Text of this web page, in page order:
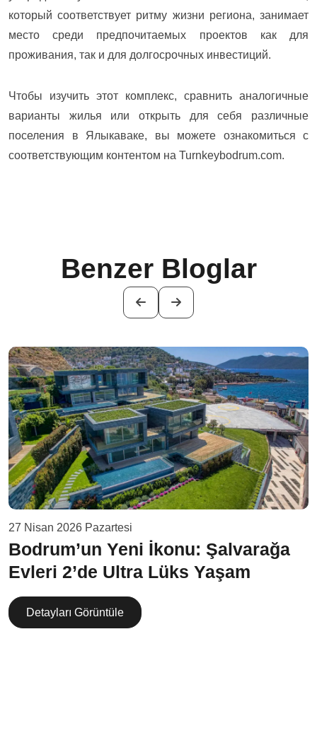
который соответствует ритму жизни региона, занимает
место среди предпочитаемых проектов как для
проживания, так и для долгосрочных инвестиций.
Чтобы изучить этот комплекс, сравнить аналогичные
варианты жилья или открыть для себя различные
поселения в Ялыкаваке, вы можете ознакомиться с
соответствующим контентом на Turnkeybodrum.com.
Benzer Bloglar
27 Nisan 2026 Pazartesi
Bodrum’un Yeni İkonu: Şalvarağa
Evleri 2’de Ultra Lüks Yaşam
Detayları Görüntüle